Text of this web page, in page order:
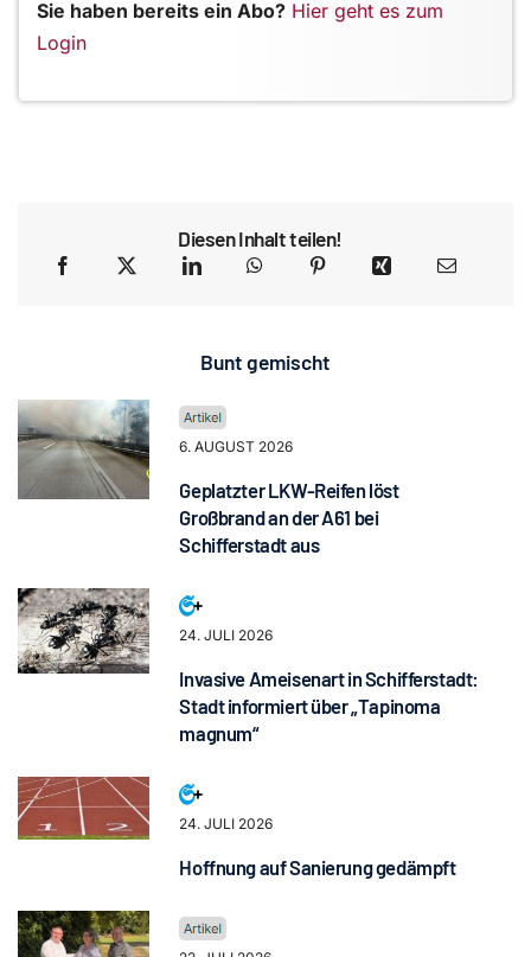
Sie haben bereits ein Abo? Hier geht es zum
Login
Diesen Inhalt teilen!
Bunt gemischt
6. AUGUST 2026
Geplatzter LKW-Reifen löst
Großbrand an der A61 bei
Schifferstadt aus
24. JULI 2026
Invasive Ameisenart in Schifferstadt:
Stadt informiert über „Tapinoma
magnum“
24. JULI 2026
Hoffnung auf Sanierung gedämpft